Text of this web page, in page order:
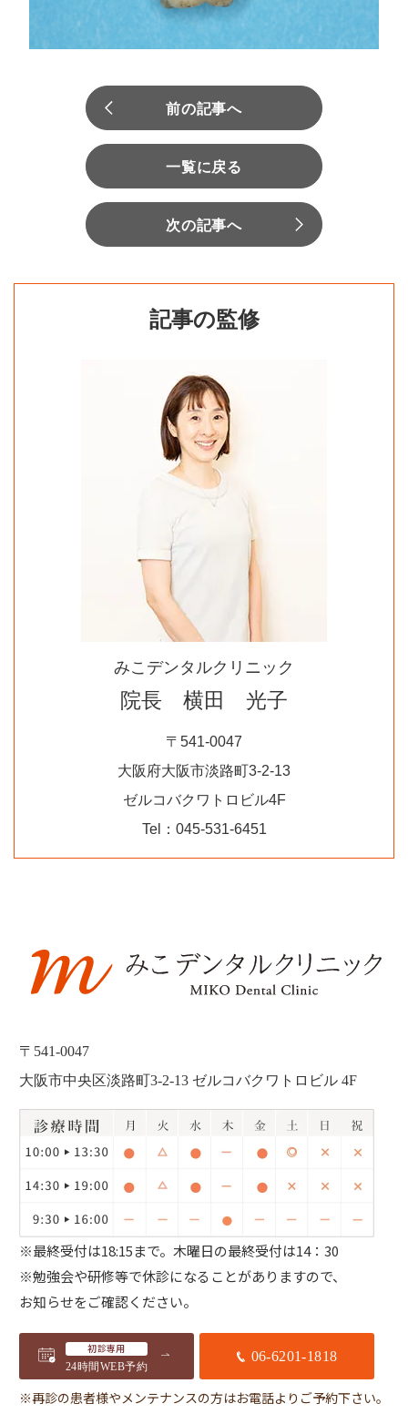
前の記事へ
一覧に戻る
次の記事へ
記事の監修
みこデンタルクリニック
院長 横田 光子
〒541-0047
大阪府大阪市淡路町3-2-13
ゼルコバクワトロビル4F
Tel：045-531-6451
〒541-0047
大阪市中央区淡路町3-2-13 ゼルコバクワトロビル 4F
※最終受付は18:15まで。 木曜日の最終受付は14：30
※勉強会や研修等で休診になることがありますので、
お知らせをご確認ください。
初診専用
24時間WEB予約
06-6201-1818
※再診の患者様やメンテナンスの方はお電話よりご予約下さい。